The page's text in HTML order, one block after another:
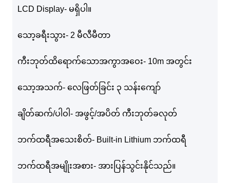
LCD Display- မရှိပါ။
သော့ခရီးသွား- 2 မီလီမီတာ
ကီးဘုတ်ထိရောက်သောအကွာအဝေး- 10m အတွင်း
သော့အသက်- လေဖြတ်ခြင်း ၃ သန်းကျော်
ချိတ်ဆက်/ပါဝါ- အဖွင့်/အပိတ် ကီးဘုတ်ခလုတ်
ဘက်ထရီအသေးစိတ်- Built-in Lithium ဘက်ထရီ
ဘက်ထရီအမျိုးအစား- အားပြန်သွင်းနိုင်သည်။